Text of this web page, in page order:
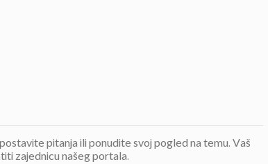
pitanja ili ponudite svoj pogled na temu. Vaš
zajednicu našeg portala.